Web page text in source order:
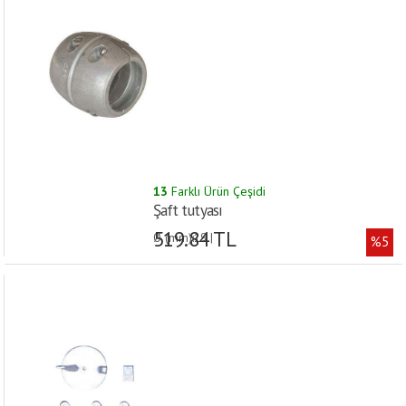
13 Farklı Ürün Çeşidi
Şaft tutyası
Ø (mm):19 |
519.84 TL %5